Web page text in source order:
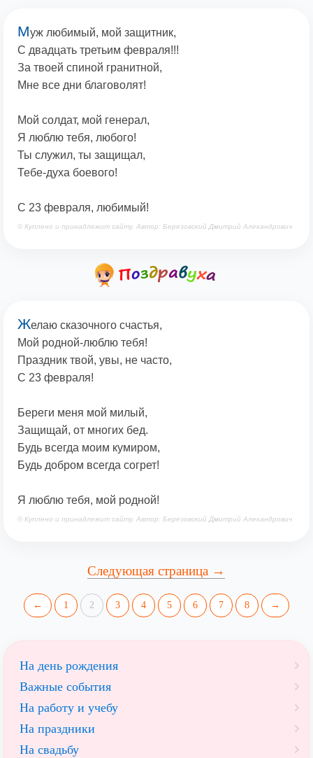
Муж любимый, мой защитник,
С двадцать третьим февраля!!!
За твоей спиной гранитной,
Мне все дни благоволят!
Мой солдат, мой генерал,
Я люблю тебя, любого!
Ты служил, ты защищал,
Тебе-духа боевого!
С 23 февраля, любимый!
© Куплено и принадлежит сайту. Автор: Березовский Дмитрий Алекандрович
Желаю сказочного счастья,
Мой родной-люблю тебя!
Праздник твой, увы, не часто,
С 23 февраля!
Береги меня мой милый,
Защищай, от многих бед.
Будь всегда моим кумиром,
Будь добром всегда согрет!
Я люблю тебя, мой родной!
© Куплено и принадлежит сайту. Автор: Березовский Дмитрий Алекандрович
Следующая страница →
← 1 2 3 4 5 6 7 8 →
На день рождения
Важные события
На работу и учебу
На праздники
На свадьбу